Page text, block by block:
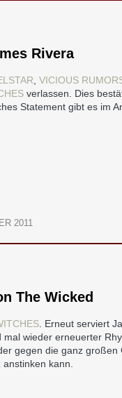
Rivera
,VICIOUS
verlassen. Dies
Statement gibt es im
2011
The Wicked
. Erneut serviert
wieder erneuerter
gegen die ganz großen
kann.